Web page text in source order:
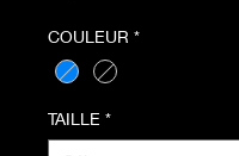
COULEUR *
TAILLE *